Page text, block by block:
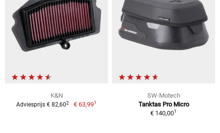
K&N
Adviesprijs € 82,602 € 63,991
SW-Motech
Tanktas Pro Micro
€ 140,001